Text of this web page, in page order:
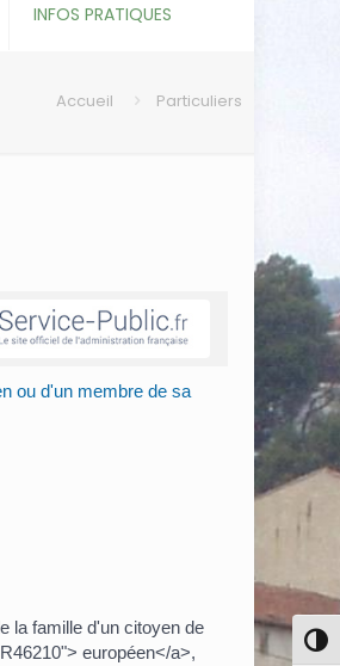
INFOS PRATIQUES
Accueil Particuliers
ou d'un membre de sa
la famille d'un citoyen de
européen</a>,